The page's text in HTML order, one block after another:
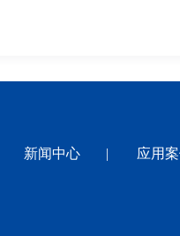
新闻中心 | 应用案